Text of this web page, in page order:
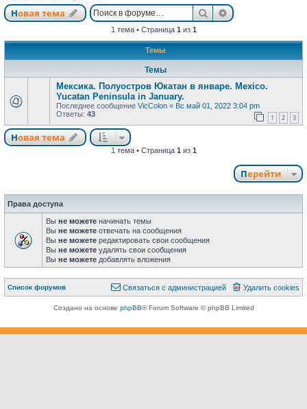
Новая тема
Новая тема ПоискРасширенный
1 тема • Страница 1 из 1
Темы
Темы
Мексика. Полуостров Юкатан в январе. Mexico.
Yucatan Peninsula in January.
Последнее сообщение VicColon « Вс май 01, 2022 3:04 pm
Ответы: 43 1 2 3
Новая тема
Новая тема
1 тема • Страница 1 из 1
Перейти
Права доступа
Вы не можете начинать темы
Вы не можете отвечать на сообщения
Вы не можете редактировать свои сообщения
Вы не можете удалять свои сообщения
Вы не можете добавлять вложения
Список форумов Удалить cookies
Связаться с
Связаться с администрацией
Создано на основе phpBB® Forum Software © phpBB Limited